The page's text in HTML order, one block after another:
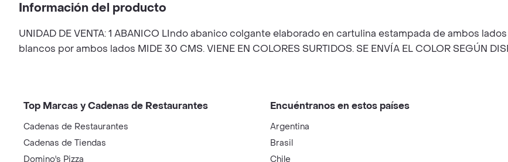
Información del producto
UNIDAD DE VENTA: 1 ABANICO LIndo abanico colgante elaborado en cartulina estampada de ambos
blancos por ambos lados MIDE 30 CMS. VIENE EN COLORES SURTIDOS. SE ENVÍA EL COLOR SEGÚN
Top Marcas y Cadenas de Restaurantes
Cadenas de Restaurantes
Cadenas de Tiendas
Domino's Pizza
Encuéntranos en estos países
Argentina
Brasil
Chile